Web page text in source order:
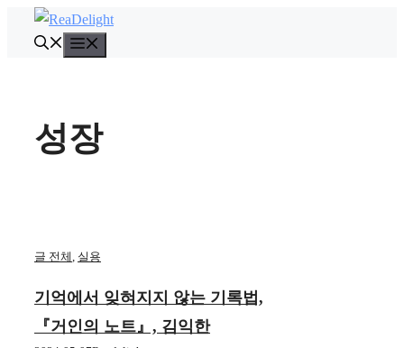
뉴
성장
글 전체 실용
기억에서 잊혀지지 않는 기록법,
『거인의 노트』, 김익한